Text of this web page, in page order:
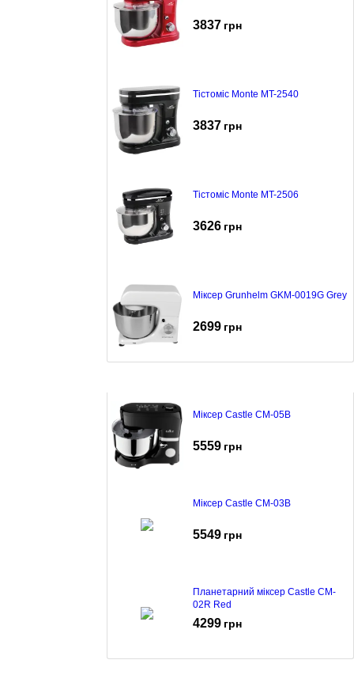
3837 грн
Тістоміс Monte MT-2540
3837 грн
Тістоміс Monte MT-2506
3626 грн
Міксер Grunhelm GKM-0019G Grey
2699 грн
Міксер Castle CM-05B
5559 грн
Міксер Castle CM-03B
5549 грн
Планетарний міксер Castle CM-
02R Red
4299 грн